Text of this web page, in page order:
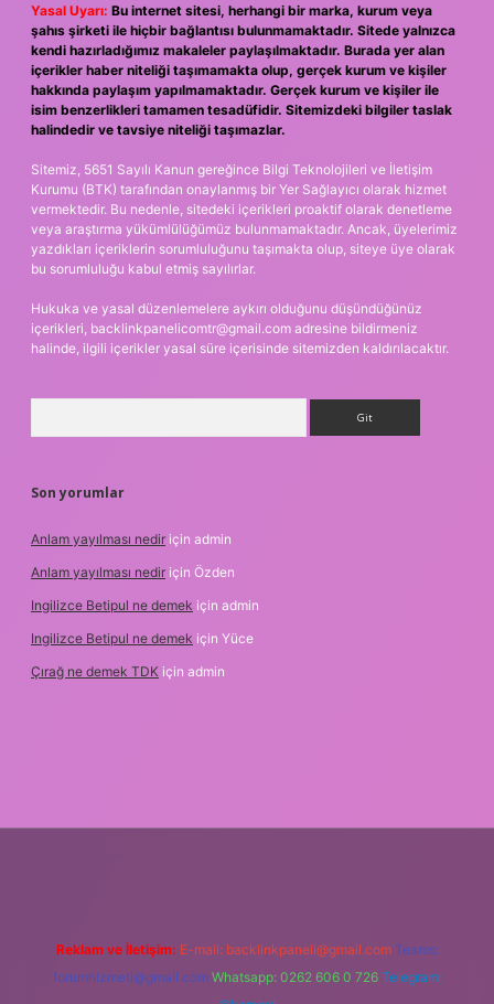
Yasal Uyarı: Bu internet sitesi, herhangi bir marka, kurum veya
şahıs şirketi ile hiçbir bağlantısı bulunmamaktadır. Sitede yalnızca
kendi hazırladığımız makaleler paylaşılmaktadır. Burada yer alan
içerikler haber niteliği taşımamakta olup, gerçek kurum ve kişiler
hakkında paylaşım yapılmamaktadır. Gerçek kurum ve kişiler ile
isim benzerlikleri tamamen tesadüfidir. Sitemizdeki bilgiler taslak
halindedir ve tavsiye niteliği taşımazlar.
Sitemiz, 5651 Sayılı Kanun gereğince Bilgi Teknolojileri ve İletişim
Kurumu (BTK) tarafından onaylanmış bir Yer Sağlayıcı olarak hizmet
vermektedir. Bu nedenle, sitedeki içerikleri proaktif olarak denetleme
veya araştırma yükümlülüğümüz bulunmamaktadır. Ancak, üyelerimiz
yazdıkları içeriklerin sorumluluğunu taşımakta olup, siteye üye olarak
bu sorumluluğu kabul etmiş sayılırlar.
Hukuka ve yasal düzenlemelere aykırı olduğunu düşündüğünüz
içerikleri, backlinkpanelicomtr@gmail.com adresine bildirmeniz
halinde, ilgili içerikler yasal süre içerisinde sitemizden kaldırılacaktır.
Son yorumlar
Anlam yayılması nedir için admin
Anlam yayılması nedir için Özden
Ingilizce Betipul ne demek için admin
Ingilizce Betipul ne demek için Yüce
Çırağ ne demek TDK için admin
Reklam ve İletişim: E-mail: backlinkpaneli@gmail.com Teams:
forumhizmeti@gmail.com Whatsapp: 0262 606 0 726 Telegram: